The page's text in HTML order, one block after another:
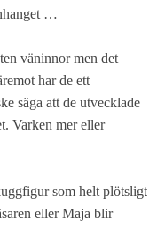
…
väninnor men det
har de ett
säga att de utvecklade
Varken mer eller
som helt plötsligt
eller Maja blir